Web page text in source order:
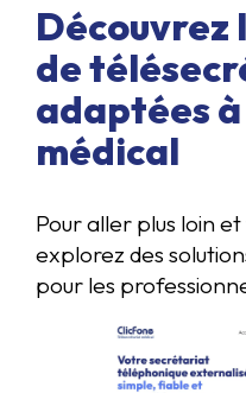
Découvrez
de
adaptées
médical
Pour aller plus loin
explorez des
pour les